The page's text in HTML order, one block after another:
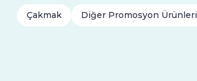
Çakmak Diğer Promosyon Ürünleri